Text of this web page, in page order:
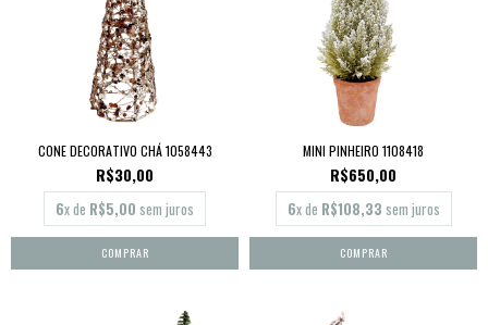
CONE DECORATIVO CHÁ 1058443
R$30,00
6x de R$5,00 sem juros
MINI PINHEIRO 1108418
R$650,00
6x de R$108,33 sem juros